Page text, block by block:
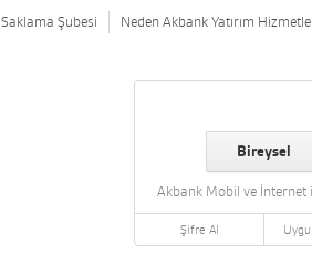
Saklama Şubesi Neden Akbank Yatırım
Bireysel
Akbank Mobil ve İnternet
Şifre Al